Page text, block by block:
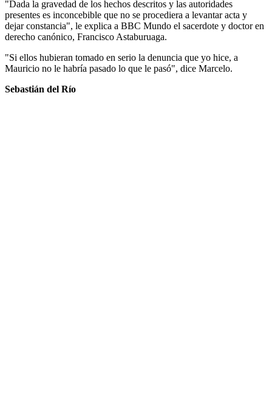
"Dada la gravedad de los hechos descritos y las autoridades
presentes es inconcebible que no se procediera a levantar acta y
dejar constancia", le explica a BBC Mundo el sacerdote y doctor en
derecho canónico, Francisco Astaburuaga.
"Si ellos hubieran tomado en serio la denuncia que yo hice, a
Mauricio no le habría pasado lo que le pasó", dice Marcelo.
Sebastián del Río